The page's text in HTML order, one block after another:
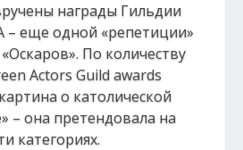
награды Гильдии
еще одной «репетиции»
По количеству
Actors Guild awards
о католической
– она претендовала на
категориях.